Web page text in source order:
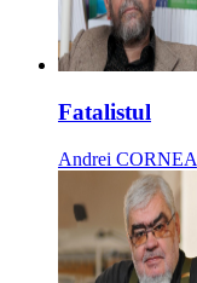
Fatalistul
Andrei CORNEA